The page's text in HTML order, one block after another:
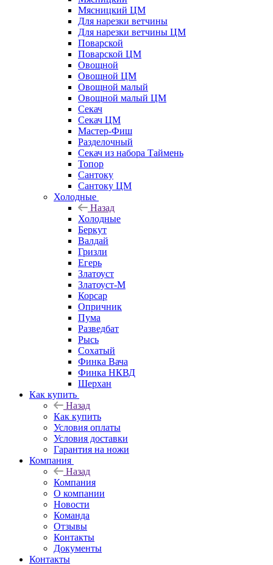
Мясницкий ЦМ
Для нарезки ветчины
Для нарезки ветчины ЦМ
Поварской
Поварской ЦМ
Овощной
Овощной ЦМ
Овощной малый
Овощной малый ЦМ
Секач
Секач ЦМ
Мастер-Фиш
Разделочный
Секач из набора Таймень
Топор
Сантоку
Сантоку ЦМ
Холодные
Назад
Холодные
Беркут
Валдай
Гризли
Егерь
Златоуст
Златоуст-М
Корсар
Опричник
Пума
Разведбат
Рысь
Сохатый
Финка Вача
Финка НКВД
Шерхан
Как купить
Назад
Как купить
Условия оплаты
Условия доставки
Гарантия на ножи
Компания
Назад
Компания
О компании
Новости
Команда
Отзывы
Контакты
Документы
Контакты